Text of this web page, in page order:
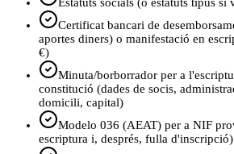
Estatuts socials (o estatuts tipus si
Certificat bancari de
aportes diners) o manifestació en
€)
Minuta/borborrador per a
constitució (dades de socis,
domicili, capital)
Modelo 036 (AEAT) per a NIF
escriptura i, després, fulla d'inscripció)